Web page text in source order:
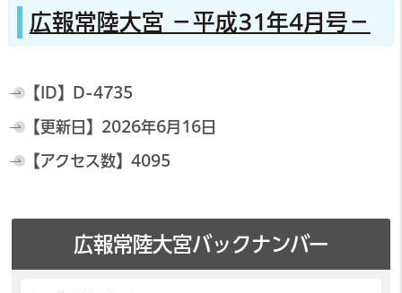
広報常陸大宮 －平成31年4月号－
【ID】 D-4735
【更新日】 2026年6月16日
【アクセス数】 4095
広報常陸大宮バックナンバー